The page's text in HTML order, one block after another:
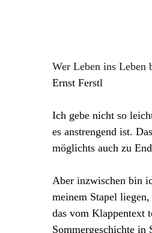
Wer Leben ins Leben
Ernst Ferstl
Ich gebe nicht so
es anstrengend ist.
möglichts auch zu
Aber inzwischen bin
meinem Stapel
das vom Klappentext
Sommergeschichte in